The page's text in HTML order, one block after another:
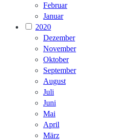
Februar
Januar
2020
Dezember
November
Oktober
September
August
Juli
Juni
Mai
April
März